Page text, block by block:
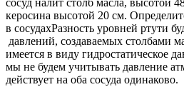
сосуд налит столб масла, высотой
керосина высотой 20 см.
в сосудахРазность уровней ртути
давлений, создаваемых столбами
имеется в виду гидростатическое
мы не будем учитывать давление
действует на оба сосуда одинаково.